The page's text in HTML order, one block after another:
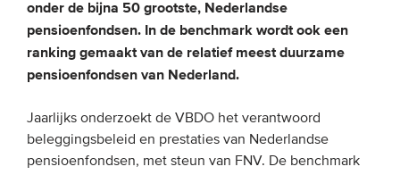
MEDIA
Publicaties
Webinars
Podcasts
Video’s
onder de bijna 50 grootste, Nederlandse
pensioenfondsen. In de benchmark wordt ook een
ranking gemaakt van de relatief meest duurzame
pensioenfondsen van Nederland.
Jaarlijks onderzoekt de VBDO het verantwoord
beleggingsbeleid en prestaties van Nederlandse
pensioenfondsen, met steun van FNV. De benchmark